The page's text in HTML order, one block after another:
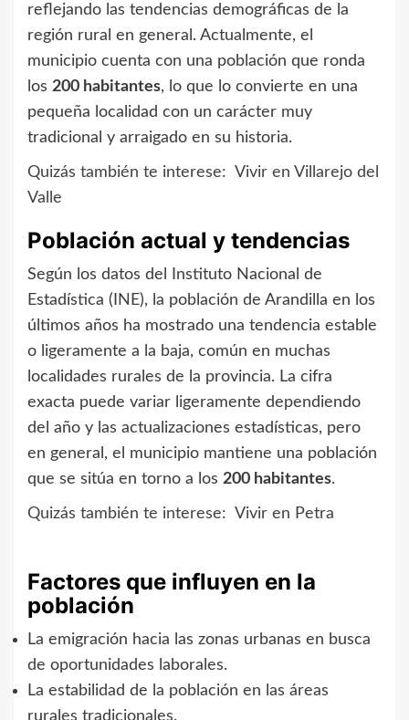
reflejando las tendencias demográficas de la
región rural en general. Actualmente, el
municipio cuenta con una población que ronda
los 200 habitantes, lo que lo convierte en una
pequeña localidad con un carácter muy
tradicional y arraigado en su historia.
Quizás también te interese: Vivir en Villarejo del
Valle
Población actual y tendencias
Según los datos del Instituto Nacional de
Estadística (INE), la población de Arandilla en los
últimos años ha mostrado una tendencia estable
o ligeramente a la baja, común en muchas
localidades rurales de la provincia. La cifra
exacta puede variar ligeramente dependiendo
del año y las actualizaciones estadísticas, pero
en general, el municipio mantiene una población
que se sitúa en torno a los 200 habitantes.
Quizás también te interese: Vivir en Petra
Factores que influyen en la
población
La emigración hacia las zonas urbanas en busca
de oportunidades laborales.
La estabilidad de la población en las áreas
rurales tradicionales.